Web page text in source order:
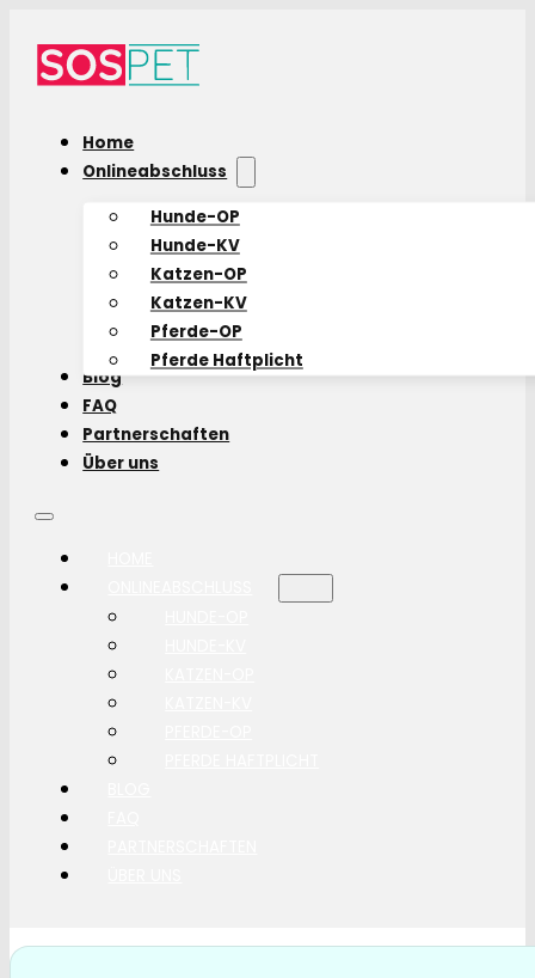
Home
Onlineabschluss
Hunde-OP
Hunde-KV
Katzen-OP
Katzen-KV
Pferde-OP
Pferde Haftplicht
Blog
FAQ
Partnerschaften
Über uns